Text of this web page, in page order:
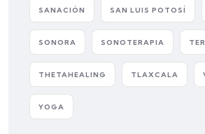
SANACIÓN SAN LUIS POTOSÍ
SONORA SONOTERAPIA
THETAHEALING TLAXCALA
YOGA